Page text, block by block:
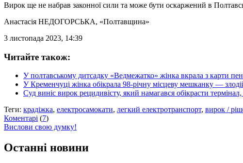
Вирок ще не набрав законної сили та може бути оскаржений в
Анастасія НЕДОГОРСЬКА, «Полтавщина»
3 листопада 2023, 14:39
Читайте також:
У полтавському дитсадку «Ведмежатко» жінка вкрала з карти
У Кременчуці жінка обікрала 98-річну місцеву мешканку —
Суд виніс вирок рецидивісту, який намагався обікрасти
Теги: крадіжка, електросамокати, легкий електротранспорт, вирок /
Коментарі (7)
Вислови свою думку!
Останні новини